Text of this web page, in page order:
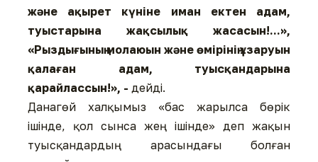
және ақырет күніне иман ектен адам,
туыстарына жақсылық жасасын!...»,
«Рыздығының молаюын және өмірінің ұзаруын
қалаған адам, туысқандарына
қарайлассын!», - дейді.
Данагөй халқымыз «бас жарылса бөрік
ішінде, қол сынса жең ішінде» деп жақын
туысқандардың арасындағы болған